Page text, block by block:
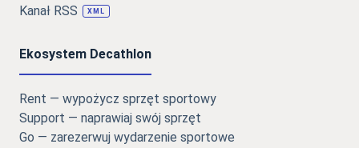
Kanał RSS
XML
Ekosystem Decathlon
Rent — wypożycz sprzęt sportowy
Support — naprawiaj swój sprzęt
Go — zarezerwuj wydarzenie sportowe